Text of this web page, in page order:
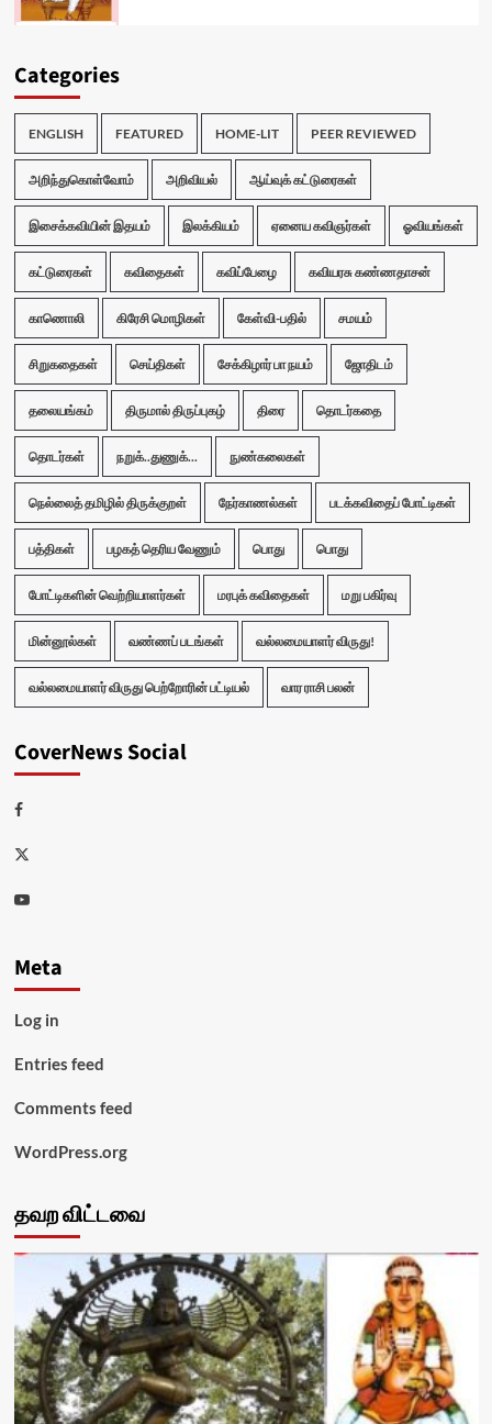
Categories
ENGLISH FEATURED HOME-LIT PEER REVIEWED
அறிந்துகொள்வோம் அறிவியல் ஆய்வுக் கட்டுரைகள்
இசைக்கவியின் இதயம் இலக்கியம் ஏனைய கவிஞர்கள் ஓவியங்கள்
கட்டுரைகள் கவிதைகள் கவிப்பேழை கவியரசு கண்ணதாசன்
காணொலி கிரேசி மொழிகள் கேள்வி-பதில் சமயம்
சிறுகதைகள் செய்திகள் சேக்கிழார் பா நயம் ஜோதிடம்
தலையங்கம் திருமால் திருப்புகழ் திரை தொடர்கதை
தொடர்கள் நறுக்..துணுக்... நுண்கலைகள்
நெல்லைத் தமிழில் திருக்குறள் நேர்காணல்கள் படக்கவிதைப் போட்டிகள்
பத்திகள் பழகத் தெரிய வேணும் பொது பொது
போட்டிகளின் வெற்றியாளர்கள் மரபுக் கவிதைகள் மறு பகிர்வு
மின்னூல்கள் வண்ணப் படங்கள் வல்லமையாளர் விருது!
வல்லமையாளர் விருது பெற்றோரின் பட்டியல் வார ராசி பலன்
CoverNews Social
Facebook
Twitter
Youtube
Meta
Log in
Entries feed
Comments feed
WordPress.org
தவற விட்டவை